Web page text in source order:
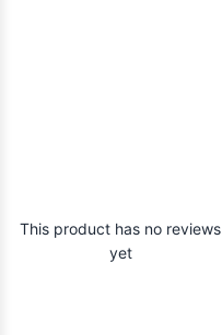
This product has no reviews
yet